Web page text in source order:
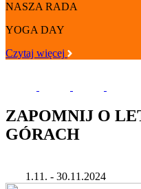
NASZA RADA
YOGA DAY
Czytaj więcej
ZAPOMNIJ O
GÓRACH
1.11. - 30.11.2024